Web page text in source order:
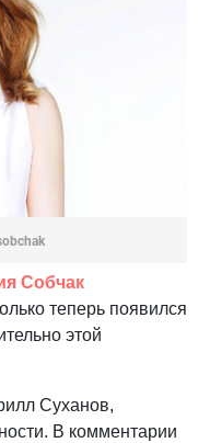
Собчак
теперь появился
этой
Суханов,
В комментарии